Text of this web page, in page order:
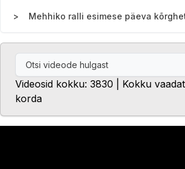
Mehhiko ralli esimese päeva
Videosid kokku: 3830 | Kokku
korda